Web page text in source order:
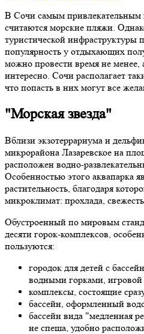
В Сочи самым привлекательным
считаются морские пляжи.
туристической инфраструктуры
популярность у отдыхающих
можно провести время не менее,
интересно. Сочи располагает
что попасть в них могут все
"Морская звезда"
Вблизи экзотеррариума и
микрорайона Лазаревское на
расположен водно-
Особенностью этого аквапарка
растительность, благодаря
микроклимат: прохлада, свежесть
Обустроенный по мировым
десяти горок-комплексов,
пользуются:
городок для детей с
водными горками,
комплексы, состоящие
бассейн, оформленный
бассейн вида "медленная
не спеша, удобно